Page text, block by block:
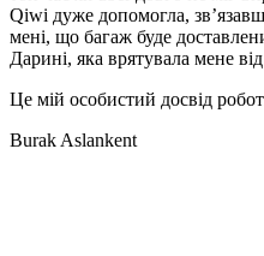
Qiwi дуже допомогла,
мені, що багаж буде
Дарині, яка врятувала мене
Це мій особистий досвід
Burak Aslankent